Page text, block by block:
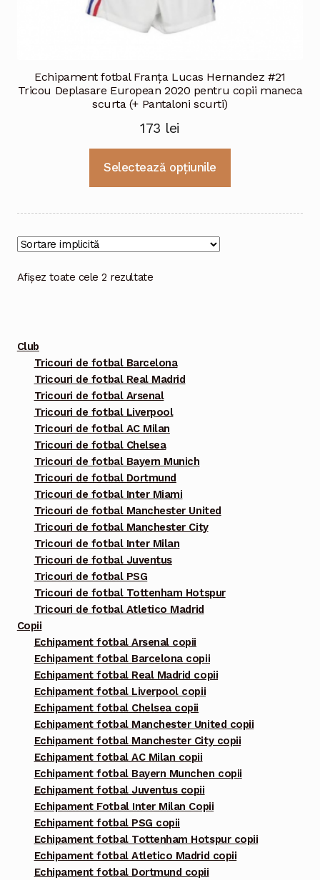
Echipament fotbal Franţa Lucas Hernandez #21
Tricou Deplasare European 2020 pentru copii maneca
scurta (+ Pantaloni scurti)
173 lei
Selectează opțiunile
mai
Afișez toate cele 2 rezultate
Club
Tricouri de fotbal Barcelona
Tricouri de fotbal Real Madrid
Tricouri de fotbal Arsenal
Tricouri de fotbal Liverpool
Tricouri de fotbal AC Milan
Tricouri de fotbal Chelsea
Tricouri de fotbal Bayern Munich
Tricouri de fotbal Dortmund
Tricouri de fotbal Inter Miami
Tricouri de fotbal Manchester United
Tricouri de fotbal Manchester City
Tricouri de fotbal Inter Milan
Tricouri de fotbal Juventus
Tricouri de fotbal PSG
Tricouri de fotbal Tottenham Hotspur
Tricouri de fotbal Atletico Madrid
Copii
Echipament fotbal Arsenal copii
Echipament fotbal Barcelona copii
Echipament fotbal Real Madrid copii
Echipament fotbal Liverpool copii
Echipament fotbal Chelsea copii
Echipament fotbal Manchester United copii
Echipament fotbal Manchester City copii
Echipament fotbal AC Milan copii
Echipament fotbal Bayern Munchen copii
Echipament fotbal Juventus copii
Echipament Fotbal Inter Milan Copii
Echipament fotbal PSG copii
Echipament fotbal Tottenham Hotspur copii
Echipament fotbal Atletico Madrid copii
Echipament fotbal Dortmund copii